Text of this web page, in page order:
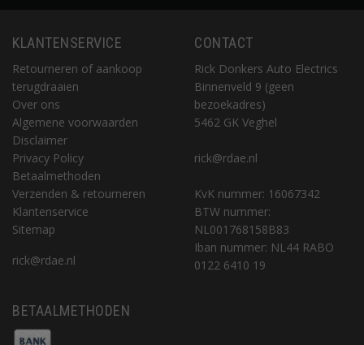
KLANTENSERVICE
Retourneren of aankoop
terugdraaien
Over ons
Algemene voorwaarden
Disclaimer
Privacy Policy
Betaalmethoden
Verzenden & retourneren
Klantenservice
Sitemap
rick@rdae.nl
CONTACT
Rick Donkers Auto Electrics
Binnenveld 9 (geen
bezoekadres)
5462 GK Veghel
rick@rdae.nl
KvK nummer: 16067342
BTW nummer:
NL001768158B83
Iban nummer: NL44 RABO
0122 6410 19
BETAALMETHODEN